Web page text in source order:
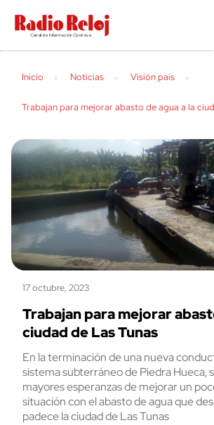
cerrar
Inicio Noticias Visión país
Trabajan para mejorar abasto de agua a la
17 octubre, 2023
Trabajan para mejorar
ciudad de Las Tunas
En la terminación de una nueva
sistema subterráneo de Piedra Hueca,
mayores esperanzas de mejorar un
situación con el abasto de agua que
padece la ciudad de Las Tunas